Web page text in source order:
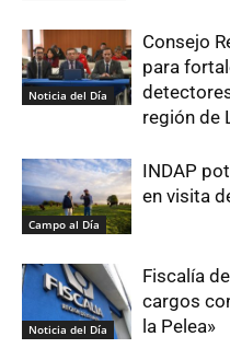
Noticia del Día
Consejo
para
región de
Campo al Día
INDAP
en visita
Noticia del Día
Fiscalía
cargos
la Pelea»